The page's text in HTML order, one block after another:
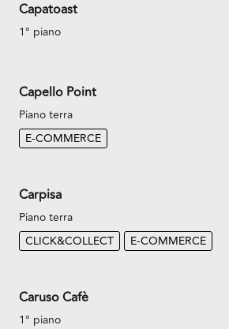
Capatoast
1° piano
Capello Point
Piano terra
E-COMMERCE
Carpisa
Piano terra
CLICK&COLLECT
E-COMMERCE
Caruso Cafè
1° piano